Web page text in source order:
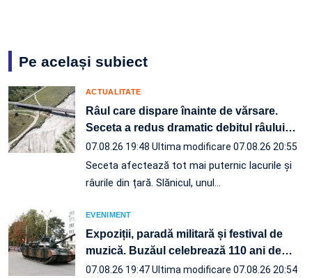
Pe același subiect
ACTUALITATE
Râul care dispare înainte de vărsare.
Seceta a redus dramatic debitul râului…
07.08.26 19:48 Ultima modificare 07.08.26 20:55
Seceta afectează tot mai puternic lacurile și
râurile din țară. Slănicul, unul…
EVENIMENT
Expoziții, paradă militară și festival de
muzică. Buzăul celebrează 110 ani de…
07.08.26 19:47Ultima modificare 07.08.26 20:54